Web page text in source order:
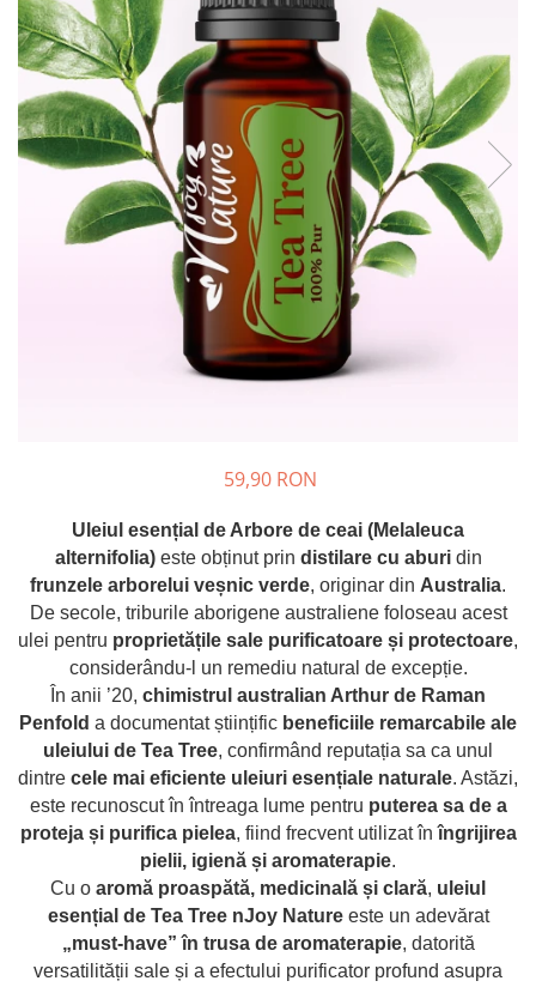
Rose - instrumentul iubirii
Chakrele si Uleiurile Esentiale
Arome tomnatice pentru încălzirea
sufletului
Uleiul esențial de Ravintsara
Lună plină, bine ai revenit, te simt
Uleiul esenţial de Tămâie
Cum integrăm uleiurile esențiale în
8 Mituri despre uleiurile esențiale
Ce trebuie sa stim atunci cand
TOP 6 uleiuri Esentiale pentru a
combate Depresia
Imbratiseaza Toamna
Aromele Sarbatorilor de Iarna
Self love* In Asteptarea Soarelui
Pericole_vs_beneficii
59,90 RON
Uleiul esențial de Arbore de ceai (Melaleuca
alternifolia)este obținut prin distilare cu aburidin
frunzele arborelui veșnic verde, originar din Australia.
De secole, triburile aborigene australiene foloseau acest
ulei pentru proprietățile sale purificatoare și protectoare,
considerându-l un remediu natural de excepție.
În anii ’20, chimistrul australian Arthur de Raman
Penfold a documentat științific beneficiile remarcabile ale
uleiului de Tea Tree, confirmând reputația sa ca unul
dintre cele mai eficiente uleiuri esențiale naturale. Astăzi,
este recunoscut în întreaga lume pentru puterea sa de a
proteja și purifica pielea, fiind frecvent utilizat înîngrijirea
pielii, igienă și aromaterapie.
Cu o aromă proaspătă, medicinală și clară, uleiul
esențial de Tea Tree nJoy Natureeste un adevărat
„must-have” în trusa de aromaterapie, datorită
versatilității sale și a efectului purificator profund asupra